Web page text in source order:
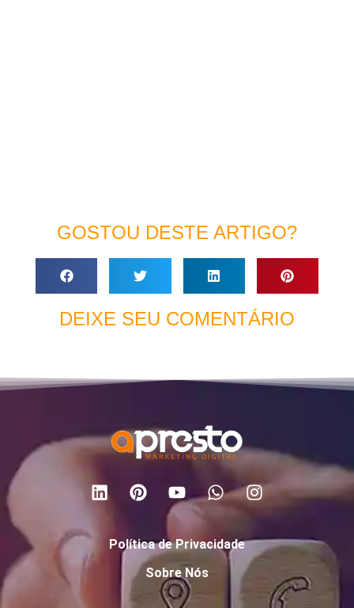
GOSTOU DESTE ARTIGO?
DEIXE SEU COMENTÁRIO
Política de Privacidade
Sobre Nós